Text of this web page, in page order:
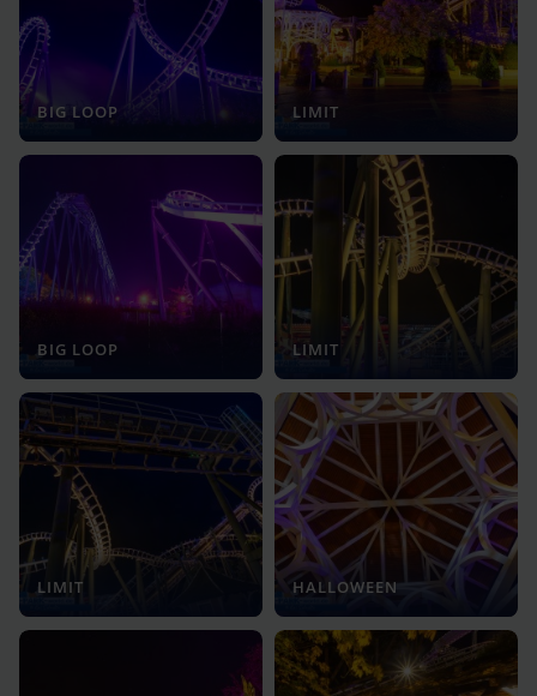
BIG LOOP LIMIT
BIG LOOP LIMIT
LIMIT HALLOWEEN